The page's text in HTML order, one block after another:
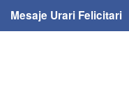
Mesaje Urari Felicitari